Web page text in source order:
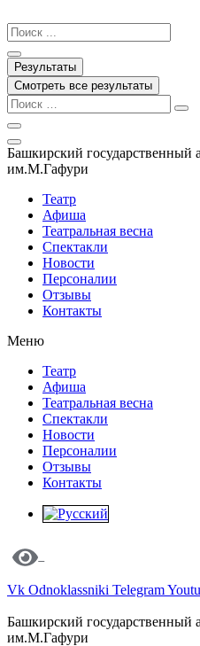
к
содержимому
Search
...
Результаты
Смотреть все результаты
Башкирский государственный
им.М.Гафури
Театр
Афиша
Театральная весна
Спектакли
Новости
Персоналии
Отзывы
Контакты
Меню
Театр
Афиша
Театральная весна
Спектакли
Новости
Персоналии
Отзывы
Контакты
Vk Odnoklassniki Telegram
Башкирский государственный
им.М.Гафури